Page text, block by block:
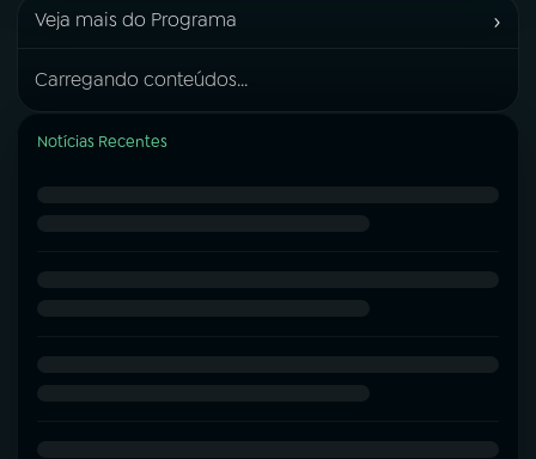
Veja mais do Programa ›
Carregando conteúdos...
Notícias Recentes